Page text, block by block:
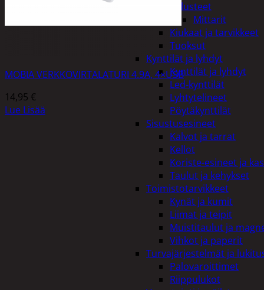
Kalusteet
Mittarit
Kiukaat ja tarvikkeet
Tuoksut
Kynttilät ja lyhdyt
Kynttilät ja lyhdyt
Led-kynttilät
Lyhtytelineet
Pöytäkynttilät
Sisustusesineet
Kalvot ja tarrat
Kellot
Koriste-esineet ja
Taulut ja kehykset
Toimistotarvikkeet
Kynät ja kumit
Liimat ja teipit
Muistitaulut ja
Vihkot ja paperit
Turvajärjestelmät ja
Palovaroittimet
Riippulukot
MOBIA VERKKOVIRTALATURI 4.9A, 4×USB
14,95 €
Lue Lisää